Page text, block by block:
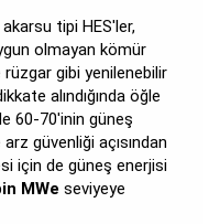
tipi HES'ler,
olmayan kömür
gibi yenilenebilir
alındığında öğle
60-70'inin güneş
güvenliği açısından
için de güneş enerjisi
MWe seviyeye